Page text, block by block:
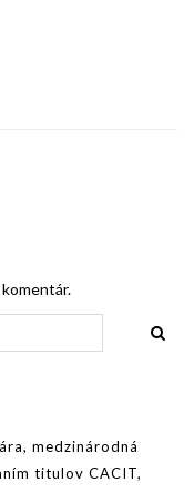
2026
medzinárodná
titulov CACIT,